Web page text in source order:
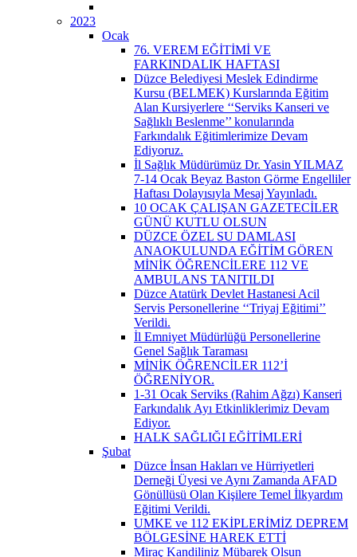
2023
Ocak
76. VEREM EĞİTİMİ VE
FARKINDALIK HAFTASI
Düzce Belediyesi Meslek Edindirme
Kursu (BELMEK) Kurslarında Eğitim
Alan Kursiyerlere ‘‘Serviks Kanseri ve
Sağlıklı Beslenme’’ konularında
Farkındalık Eğitimlerimize Devam
Ediyoruz.
İl Sağlık Müdürümüz Dr. Yasin YILMAZ
7-14 Ocak Beyaz Baston Görme Engelliler
Haftası Dolayısıyla Mesaj Yayınladı.
10 OCAK ÇALIŞAN GAZETECİLER
GÜNÜ KUTLU OLSUN
DÜZCE ÖZEL SU DAMLASI
ANAOKULUNDA EĞİTİM GÖREN
MİNİK ÖĞRENCİLERE 112 VE
AMBULANS TANITILDI
Düzce Atatürk Devlet Hastanesi Acil
Servis Personellerine ‘‘Triyaj Eğitimi’’
Verildi.
İl Emniyet Müdürlüğü Personellerine
Genel Sağlık Taraması
MİNİK ÖĞRENCİLER 112’İ
ÖĞRENİYOR.
1-31 Ocak Serviks (Rahim Ağzı) Kanseri
Farkındalık Ayı Etkinliklerimiz Devam
Ediyor.
HALK SAĞLIĞI EĞİTİMLERİ
Şubat
Düzce İnsan Hakları ve Hürriyetleri
Derneği Üyesi ve Aynı Zamanda AFAD
Gönüllüsü Olan Kişilere Temel İlkyardım
Eğitimi Verildi.
UMKE ve 112 EKİPLERİMİZ DEPREM
BÖLGESİNE HAREK ETTİ
Miraç Kandiliniz Mübarek Olsun